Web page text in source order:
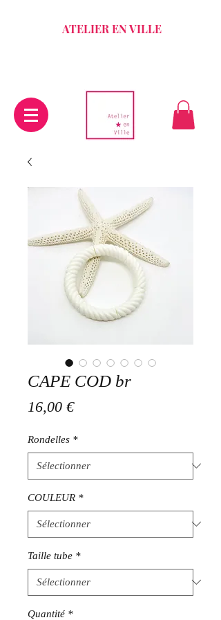
ATELIER EN VILLE
CAPE COD br
16,00 €Prix
Rondelles *
COULEUR *
Taille tube *
Quantité *